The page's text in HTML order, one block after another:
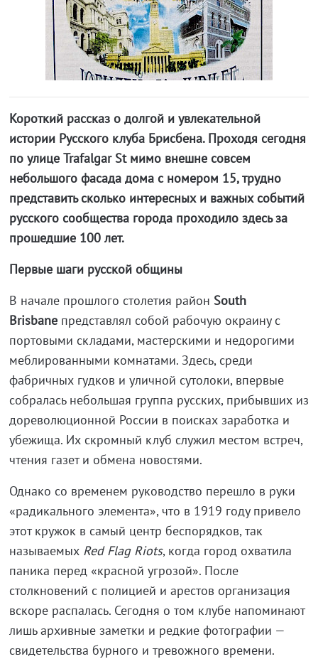
Короткий рассказ о долгой и увлекательной
истории Русского клуба Брисбена. Проходя сегодня
по улице Trafalgar St мимо внешне совсем
небольшого фасада дома с номером 15, трудно
представить сколько интересных и важных событий
русского сообщества города проходило здесь за
прошедшие 100 лет.
Первые шаги русской общины
В начале прошлого столетия район South
Brisbaneпредставлял собой рабочую окраину с
портовыми складами, мастерскими и недорогими
меблированными комнатами. Здесь, среди
фабричных гудков и уличной сутолоки, впервые
собралась небольшая группа русских, прибывших из
дореволюционной России в поисках заработка и
убежища. Их скромный клуб служил местом встреч,
чтения газет и обмена новостями.
Однако со временем руководство перешло в руки
«радикального элемента», что в 1919 году привело
этот кружок в самый центр беспорядков, так
называемых Red Flag Riots, когда город охватила
паника перед «красной угрозой». После
столкновений с полицией и арестов организация
вскоре распалась. Сегодня о том клубе напоминают
лишь архивные заметки и редкие фотографии —
свидетельства бурного и тревожного времени.